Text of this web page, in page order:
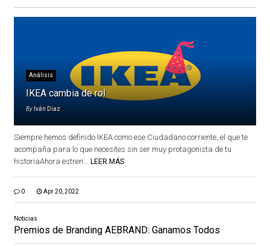
Análisis
IKEA cambia de rol
By Iván Díaz
Siempre hemos definido IKEA como ese Ciudadano corriente, el que te
acompaña para lo que necesites sin ser muy protagonista de tu
historiaAhora estren...
LEER MÁS
0 Apr 20, 2022
Noticias
Premios de Branding AEBRAND: Ganamos Todos